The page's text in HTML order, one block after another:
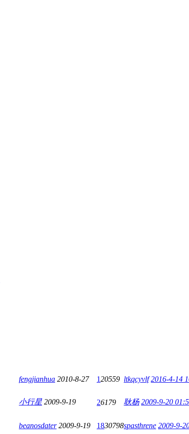
fengjianhua 2010-8-27 120559 ltkqcyvlf 2016-4-14
小行星 2009-9-19 26179 耿杨 2009-9-20
beanosdater 2009-9-19 1830798spasthrene 2009-9-